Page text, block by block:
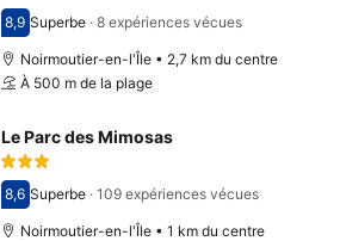
Avec une note de 8,9
8,9 Superbe· 8 expériences vécues
Noirmoutier-en-l'Île • 2,7 km du centre
À 500 m de la plage
Le Parc des Mimosas
Avec une note de 8,6
8,6 Superbe· 109 expériences vécues
Noirmoutier-en-l'Île • 1 km du centre